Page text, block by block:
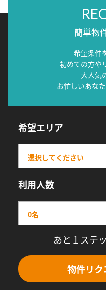
簡単物
希望条件
初めての方や
大人気
お忙しいあな
希望エリア
利用人数
あと１ステ
物件リ